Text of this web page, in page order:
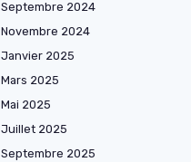
Septembre 2024
Novembre 2024
Janvier 2025
Mars 2025
Mai 2025
Juillet 2025
Septembre 2025